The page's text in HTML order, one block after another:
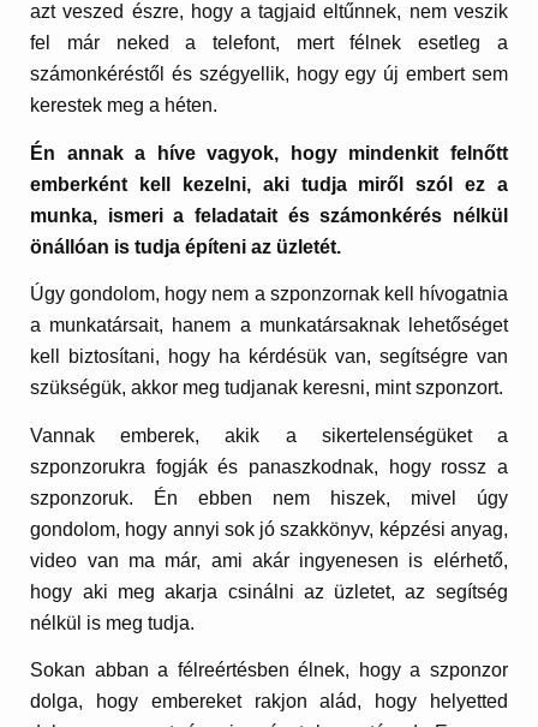
azt veszed észre, hogy a tagjaid eltűnnek, nem veszik
fel már neked a telefont, mert félnek esetleg a
számonkéréstől és szégyellik, hogy egy új embert sem
kerestek meg a héten.
Én annak a híve vagyok, hogy mindenkit felnőtt
emberként kell kezelni, aki tudja miről szól ez a
munka, ismeri a feladatait és számonkérés nélkül
önállóan is tudja építeni az üzletét.
Úgy gondolom, hogy nem a szponzornak kell hívogatnia
a munkatársait, hanem a munkatársaknak lehetőséget
kell biztosítani, hogy ha kérdésük van, segítségre van
szükségük, akkor meg tudjanak keresni, mint szponzort.
Vannak emberek, akik a sikertelenségüket a
szponzorukra fogják és panaszkodnak, hogy rossz a
szponzoruk. Én ebben nem hiszek, mivel úgy
gondolom, hogy annyi sok jó szakkönyv, képzési anyag,
video van ma már, ami akár ingyenesen is elérhető,
hogy aki meg akarja csinálni az üzletet, az segítség
nélkül is meg tudja.
Sokan abban a félreértésben élnek, hogy a szponzor
dolga, hogy embereket rakjon alád, hogy helyetted